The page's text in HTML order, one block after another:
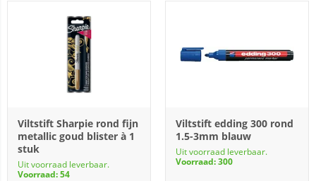
Viltstift Sharpie rond fijn
metallic goud blister à 1
stuk
Uit voorraad leverbaar.
Voorraad: 54
Viltstift edding 300 rond
1.5-3mm blauw
Uit voorraad leverbaar.
Voorraad: 300